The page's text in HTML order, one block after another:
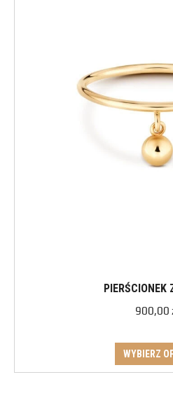
PIERŚCIONEK
900,00
WYBIERZ